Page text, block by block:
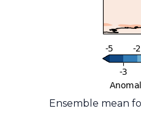
Ensemble mean